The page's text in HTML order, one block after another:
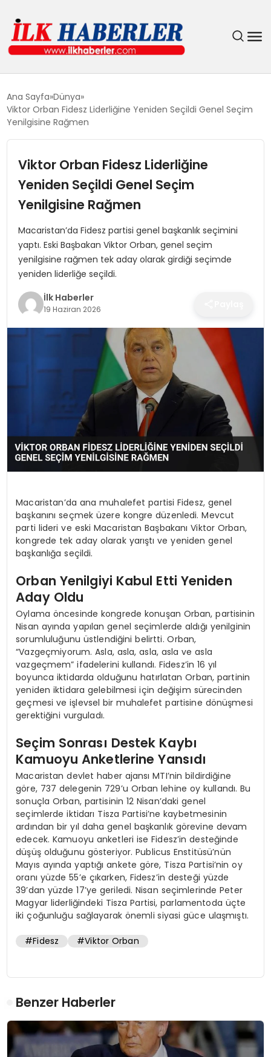
EĞITIM
GÜNDEM
MAGAZIN
SIYASET
SPOR
TEKNOLOJI
Ana Sayfa Dünya
Viktor Orban Fidesz Liderliğine Yeniden Seçildi Genel Seçim
Yenilgisine Rağmen
Viktor Orban Fidesz Liderliğine
Yeniden Seçildi Genel Seçim
Yenilgisine Rağmen
Macaristan’da Fidesz partisi genel başkanlık seçimini
yaptı. Eski Başbakan Viktor Orban, genel seçim
yenilgisine rağmen tek aday olarak girdiği seçimde
yeniden liderliğe seçildi.
İlk Haberler
19 Haziran 2026
Macaristan’da ana muhalefet partisi Fidesz, genel
başkanını seçmek üzere kongre düzenledi. Mevcut
parti lideri ve eski Macaristan Başbakanı Viktor Orban,
kongrede tek aday olarak yarıştı ve yeniden genel
başkanlığa seçildi.
Orban Yenilgiyi Kabul Etti Yeniden
Aday Oldu
Oylama öncesinde kongrede konuşan Orban, partisinin
Nisan ayında yapılan genel seçimlerde aldığı yenilginin
sorumluluğunu üstlendiğini belirtti. Orban,
“Vazgeçmiyorum. Asla, asla, asla, asla ve asla
vazgeçmem” ifadelerini kullandı. Fidesz’in 16 yıl
boyunca iktidarda olduğunu hatırlatan Orban, partinin
yeniden iktidara gelebilmesi için değişim sürecinden
geçmesi ve işlevsel bir muhalefet partisine dönüşmesi
gerektiğini vurguladı.
Seçim Sonrası Destek Kaybı
Kamuoyu Anketlerine Yansıdı
Macaristan devlet haber ajansı MTI’nin bildirdiğine
göre, 737 delegenin 729’u Orban lehine oy kullandı. Bu
sonuçla Orban, partisinin 12 Nisan’daki genel
seçimlerde iktidarı Tisza Partisi’ne kaybetmesinin
ardından bir yıl daha genel başkanlık görevine devam
edecek. Kamuoyu anketleri ise Fidesz’in desteğinde
düşüş olduğunu gösteriyor. Publicus Enstitüsü’nün
Mayıs ayında yaptığı ankete göre, Tisza Partisi’nin oy
oranı yüzde 55’e çıkarken, Fidesz’in desteği yüzde
39’dan yüzde 17’ye geriledi. Nisan seçimlerinde Peter
Magyar liderliğindeki Tisza Partisi, parlamentoda üçte
iki çoğunluğu sağlayarak önemli siyasi güce ulaşmıştı.
#Fidesz #Viktor Orban
Benzer Haberler